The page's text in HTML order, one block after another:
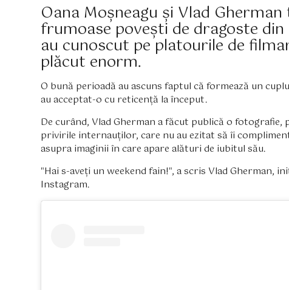
Oana Moșneagu și Vlad
frumoase povești de dragoste
au cunoscut pe platourile de
plăcut enorm.
O bună perioadă au ascuns faptul că formează un
au acceptat-o cu reticență la început.
De curând, Vlad Gherman a făcut publică o fotografie,
privirile internauților, care nu au ezitat să îi
asupra imaginii în care apare alături de iubitul său.
"Hai s-aveți un weekend fain!", a scris Vlad Gherman,
Instagram.